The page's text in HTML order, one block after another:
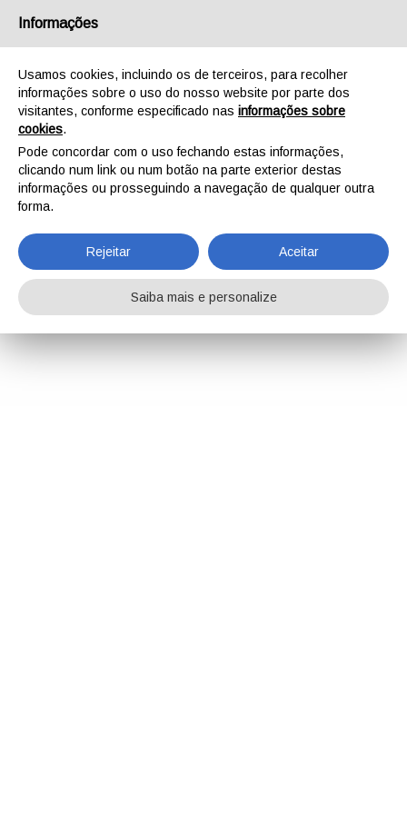
Informações
Usamos cookies, incluindo os de terceiros, para recolher
informações sobre o uso do nosso website por parte dos
visitantes, conforme especificado nas informações sobre
cookies.
Pode concordar com o uso fechando estas informações,
clicando num link ou num botão na parte exterior destas
informações ou prosseguindo a navegação de qualquer outra
forma.
Rejeitar Aceitar
Saiba mais e personalize